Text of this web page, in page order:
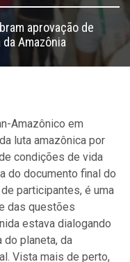
aprovação de
Amazônia
Amazônico em
luta amazônica por
condições de vida
do documento final do
participantes, é uma
das questões
estava dialogando
planeta, da
Vista mais de perto,